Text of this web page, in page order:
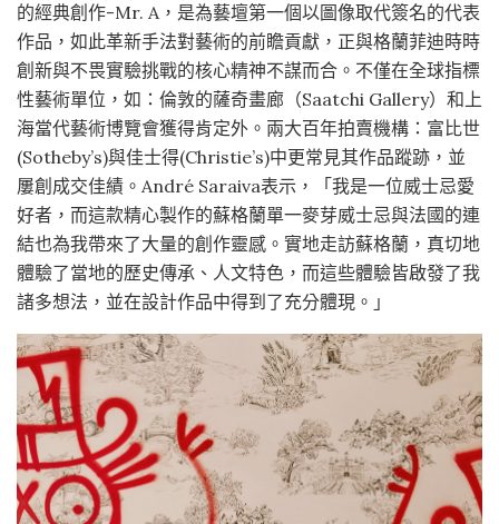
的經典創作-Mr. A，是為藝壇第一個以圖像取代簽名的代表
作品，如此革新手法對藝術的前瞻貢獻，正與格蘭菲迪時時
創新與不畏實驗挑戰的核心精神不謀而合。不僅在全球指標
性藝術單位，如：倫敦的薩奇畫廊（Saatchi Gallery）和上
海當代藝術博覽會獲得肯定外。兩大百年拍賣機構：富比世
(Sotheby’s)與佳士得(Christie’s)中更常見其作品蹤跡，並
屢創成交佳績。André Saraiva表示，「我是一位威士忌愛
好者，而這款精心製作的蘇格蘭單一麥芽威士忌與法國的連
結也為我帶來了大量的創作靈感。實地走訪蘇格蘭，真切地
體驗了當地的歷史傳承、人文特色，而這些體驗皆啟發了我
諸多想法，並在設計作品中得到了充分體現。」